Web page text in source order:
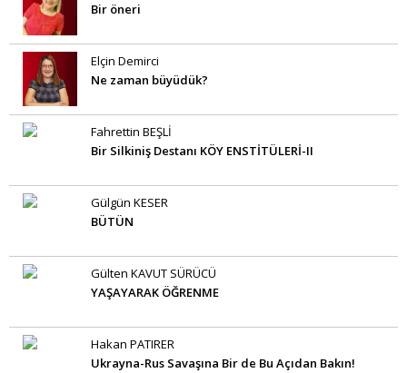
Bir öneri
Elçin Demirci
Ne zaman büyüdük?
Fahrettin BEŞLİ
Bir Silkiniş Destanı KÖY ENSTİTÜLERİ-II
Gülgün KESER
BÜTÜN
Gülten KAVUT SÜRÜCÜ
YAŞAYARAK ÖĞRENME
Hakan PATIRER
Ukrayna-Rus Savaşına Bir de Bu Açıdan Bakın!